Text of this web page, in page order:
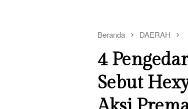
Beranda DAERAH
4
Sebut